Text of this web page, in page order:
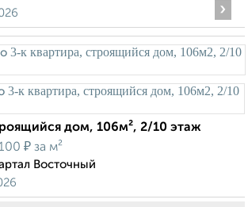
›
дом, 106м², 2/10 этаж
₽ за м²
Восточный